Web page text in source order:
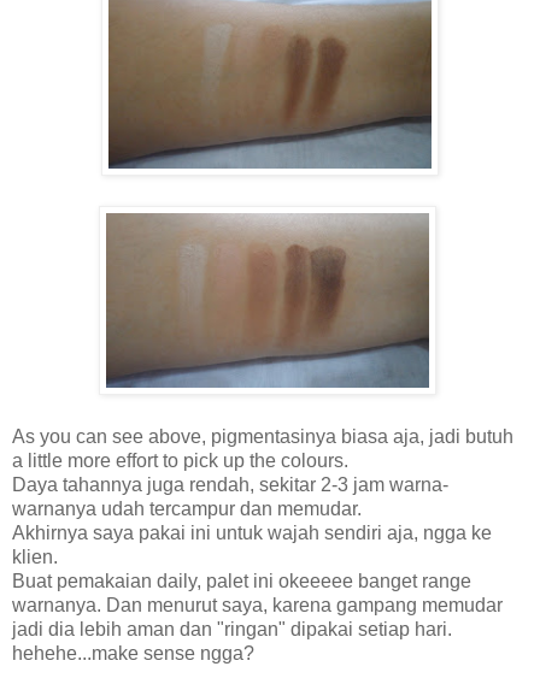
As you can see above, pigmentasinya biasa aja, jadi butuh
a little more effort to pick up the colours.
Daya tahannya juga rendah, sekitar 2-3 jam warna-
warnanya udah tercampur dan memudar.
Akhirnya saya pakai ini untuk wajah sendiri aja, ngga ke
klien.
Buat pemakaian daily, palet ini okeeeee banget range
warnanya. Dan menurut saya, karena gampang memudar
jadi dia lebih aman dan "ringan" dipakai setiap hari.
hehehe...make sense ngga?